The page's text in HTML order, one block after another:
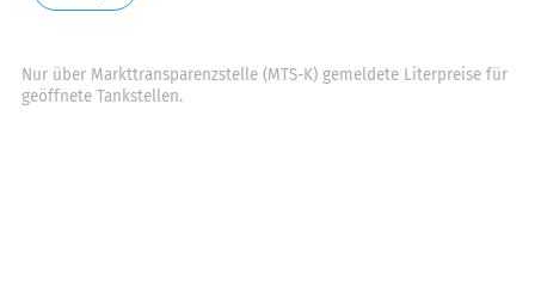
Nur über Markttransparenzstelle (MTS-K) gemeldete Literpreise für
geöffnete Tankstellen.